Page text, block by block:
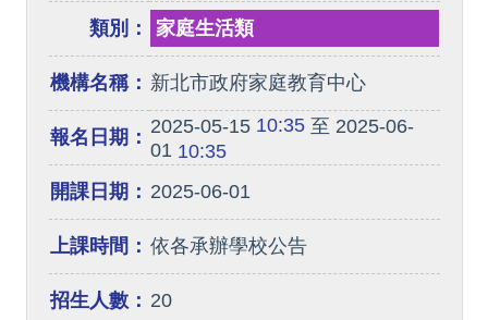
類別：
家庭生活類
機構名稱： 新北市政府家庭教育中心
報名日期： 2025-05-1510:35至 2025-06-
0110:35
開課日期： 2025-06-01
上課時間： 依各承辦學校公告
招生人數： 20